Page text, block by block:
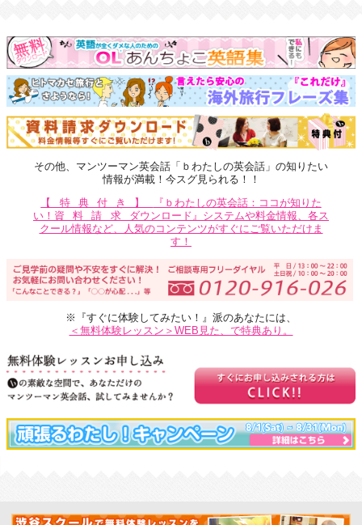
その他、マンツーマン英会話「ｂわたしの英会話」の知りたい
情報が満載！今スグ見られる！！
【特典付き】
『ｂわたしの英会話：ココが知りた
い！ 資料請求 ダウンロード』システムや料金情報、各ス
クール情報など、人気のコンテンツがすぐにご覧いただけま
す！
※『すぐに体験してみたい！』派のあなたには、
＜無料体験レッスン＞WEB見た、で特典あり。